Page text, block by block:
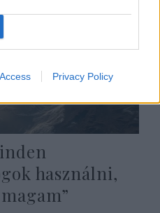
Privacy Policy
használni,